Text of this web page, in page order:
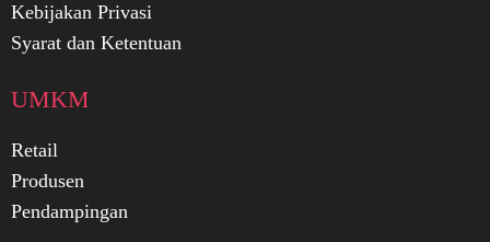
Kebijakan Privasi
Syarat dan Ketentuan
UMKM
Retail
Produsen
Pendampingan